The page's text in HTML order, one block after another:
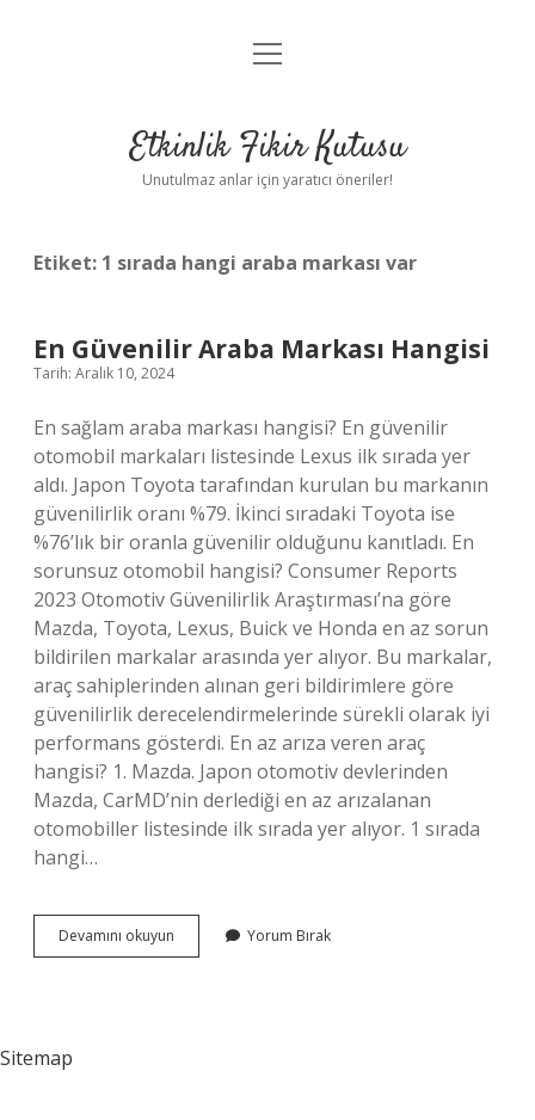
Anasayfa
Yasal Uyarı
menüyü
Etkinlik Fikir Kutusu
Unutulmaz anlar için yaratıcı öneriler!
Etiket: 1 sırada hangi araba markası var
En Güvenilir Araba Markası Hangisi
Tarih: Aralık 10, 2024
En sağlam araba markası hangisi? En güvenilir
otomobil markaları listesinde Lexus ilk sırada yer
aldı. Japon Toyota tarafından kurulan bu markanın
güvenilirlik oranı %79. İkinci sıradaki Toyota ise
%76’lık bir oranla güvenilir olduğunu kanıtladı. En
sorunsuz otomobil hangisi? Consumer Reports
2023 Otomotiv Güvenilirlik Araştırması’na göre
Mazda, Toyota, Lexus, Buick ve Honda en az sorun
bildirilen markalar arasında yer alıyor. Bu markalar,
araç sahiplerinden alınan geri bildirimlere göre
güvenilirlik derecelendirmelerinde sürekli olarak iyi
performans gösterdi. En az arıza veren araç
hangisi? 1. Mazda. Japon otomotiv devlerinden
Mazda, CarMD’nin derlediği en az arızalanan
otomobiller listesinde ilk sırada yer alıyor. 1 sırada
hangi…
Devamını okuyun
Güvenilir
Yorum Bırak
Sitemap